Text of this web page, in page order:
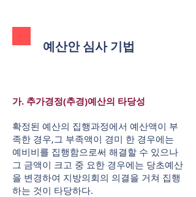
예산안 심사 기법
가. 추가경정(추경)예산의 타당성
확정된 예산의 집행과정에서 예산액이 부
족한 경우,그 부족액이 경미 한 경우에는
예비비를 집행함으로써 해결할 수 있으나
그 금액이 크고 중 요한 경우에는 당초예산
을 변경하여 지방의회의 의결을 거쳐 집행
하는 것이 타당하다.